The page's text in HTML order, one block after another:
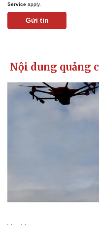
Service apply.
Gửi tin